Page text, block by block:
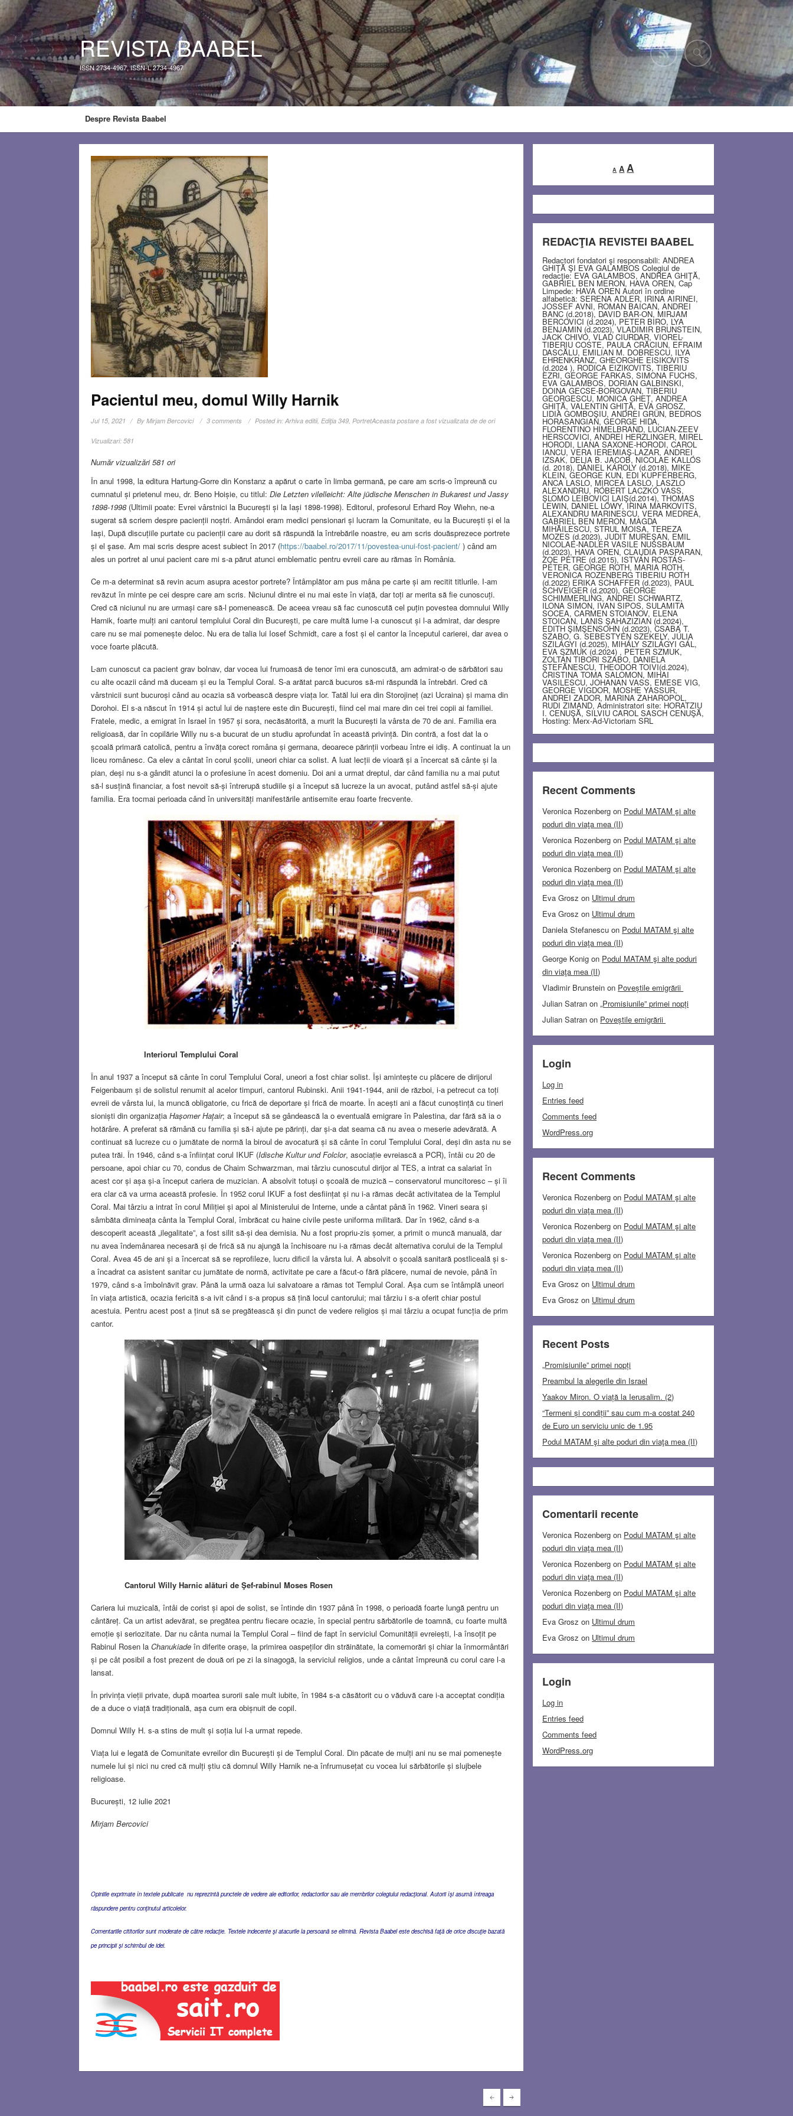
REVISTA BAABEL
ISSN 2734-4967, ISSN-L 2734-4967
Despre Revista Baabel
Pacientul meu, domul Willy Harnik
Jul 15, 2021 ByMirjam Bercovici 3 comments Posted in:Arhiva editii,Ediţia 349,PortretAceasta postare a fost vizualizata de de ori
Vizualizari: 581
Număr vizualizări 581 ori
În anul 1998, la editura Hartung-Gorre din Konstanz a apărut o carte în limba germană, pe care am scris-o împreună cu
cumnatul și prietenul meu, dr. Beno Hoișie, cu titlul:Die Letzten vilelleicht: Alte jüdische Menschen in Bukarest und Jassy
1898-1998 (Ultimii poate: Evrei vârstnici la București și la Iași 1898-1998). Editorul, profesorul Erhard Roy Wiehn, ne-a
sugerat să scriem despre pacienții noștri. Amândoi eram medici pensionari și lucram la Comunitate, eu la București și el la
Iași, După discuțiile purtate cu pacienții care au dorit să răspundă la întrebările noastre, eu am scris douăsprezece portrete
și el şase. Am mai scris despre acest subiect în 2017 (https://baabel.ro/2017/11/povestea-unui-fost-pacient/ ) când am
ales un portret al unui pacient care mi s-a părut atunci emblematic pentru evreii care au rămas în România.
Ce m-a determinat să revin acum asupra acestor portrete? Întâmplător am pus mâna pe carte și am recitit titlurile. I-am
revăzut în minte pe cei despre care am scris. Niciunul dintre ei nu mai este în viață, dar toți ar merita să fie cunoscuți.
Cred că niciunul nu are urmași care să-l pomenească. De aceea vreau să fac cunoscută cel puțin povestea domnului Willy
Harnik, foarte mulți ani cantorul templului Coral din București, pe care multă lume l-a cunoscut și l-a admirat, dar despre
care nu se mai pomenește deloc. Nu era de talia lui Iosef Schmidt, care a fost și el cantor la începutul carierei, dar avea o
voce foarte plăcută.
L-am cunoscut ca pacient grav bolnav, dar vocea lui frumoasă de tenor îmi era cunoscută, am admirat-o de sărbători sau
cu alte ocazii când mă duceam și eu la Templul Coral. S-a arătat parcă bucuros să-mi răspundă la întrebări. Cred că
vârstnicii sunt bucuroși când au ocazia să vorbească despre viața lor. Tatăl lui era din Storojineț (azi Ucraina) și mama din
Dorohoi. El s-a născut în 1914 și actul lui de naștere este din București, fiind cel mai mare din cei trei copii ai familiei.
Fratele, medic, a emigrat în Israel în 1957 și sora, necăsătorită, a murit la București la vârsta de 70 de ani. Familia era
religioasă, dar în copilărie Willy nu s-a bucurat de un studiu aprofundat în această privință. Din contră, a fost dat la o
școală primară catolică, pentru a învăța corect româna și germana, deoarece părinții vorbeau între ei idiș. A continuat la un
liceu românesc. Ca elev a cântat în corul școlii, uneori chiar ca solist. A luat lecții de vioară și a încercat să cânte și la
pian, deși nu s-a gândit atunci la o profesiune în acest domeniu. Doi ani a urmat dreptul, dar când familia nu a mai putut
să-l susțină financiar, a fost nevoit să-și întrerupă studiile și a început să lucreze la un avocat, putând astfel să-și ajute
familia. Era tocmai perioada când în universități manifestările antisemite erau foarte frecvente.
Interiorul Templului Coral
În anul 1937 a început să cânte în corul Templului Coral, uneori a fost chiar solist. Își amintește cu plăcere de dirijorul
Feigenbaum și de solistul renumit al acelor timpuri, cantorul Rubinski. Anii 1941-1944, anii de război, i-a petrecut ca toți
evreii de vârsta lui, la muncă obligatorie, cu frică de deportare și frică de moarte. În acești ani a făcut cunoștință cu tineri
sioniști din organizațiaHașomer Hațair; a început să se gândească la o eventuală emigrare în Palestina, dar fără să ia o
hotărâre. A preferat să rămână cu familia și să-i ajute pe părinți, dar și-a dat seama că nu avea o meserie adevărată. A
continuat să lucreze cu o jumătate de normă la biroul de avocatură și să cânte în corul Templului Coral, deși din asta nu se
putea trăi. În 1946, când s-a înființat corul IKUF (Idische Kultur und Folclor, asociație evreiască a PCR), întâi cu 20 de
persoane, apoi chiar cu 70, condus de Chaim Schwarzman, mai târziu cunoscutul dirijor al TES, a intrat ca salariat în
acest cor și așa și-a început cariera de muzician. A absolvit totuși o școală de muzică – conservatorul muncitoresc – și îi
era clar că va urma această profesie. În 1952 corul IKUF a fost desființat și nu i-a rămas decât activitatea de la Templul
Coral. Mai târziu a intrat în corul Miliției și apoi al Ministerului de Interne, unde a cântat până în 1962. Vineri seara și
sâmbăta dimineața cânta la Templul Coral, îmbrăcat cu haine civile peste uniforma militară. Dar în 1962, când s-a
descoperit această „ilegalitate”, a fost silit să-și dea demisia. Nu a fost propriu-zis șomer, a primit o muncă manuală, dar
nu avea îndemânarea necesară și de frică să nu ajungă la închisoare nu i-a rămas decât alternativa corului de la Templul
Coral. Avea 45 de ani și a încercat să se reprofileze, lucru dificil la vârsta lui. A absolvit o școală sanitară postliceală și s-
a încadrat ca asistent sanitar cu jumătate de normă, activitate pe care a făcut-o fără plăcere, numai de nevoie, până în
1979, când s-a îmbolnăvit grav. Până la urmă oaza lui salvatoare a rămas tot Templul Coral. Așa cum se întâmplă uneori
în viața artistică, ocazia fericită s-a ivit când i s-a propus să țină locul cantorului; mai târziu i s-a oferit chiar postul
acestuia. Pentru acest post a ținut să se pregătească și din punct de vedere religios și mai târziu a ocupat funcția de prim
cantor.
Cantorul Willy Harnic alături de Şef-rabinul Moses Rosen
Cariera lui muzicală, întâi de corist și apoi de solist, se întinde din 1937 până în 1998, o perioadă foarte lungă pentru un
cântăreț. Ca un artist adevărat, se pregătea pentru fiecare ocazie, în special pentru sărbătorile de toamnă, cu foarte multă
emoție și seriozitate. Dar nu cânta numai la Templul Coral – fiind de fapt în serviciul Comunității evreiești, l-a însoțit pe
Rabinul Rosen laChanukiade în diferite orașe, la primirea oaspeților din străinătate, la comemorări și chiar la înmormântări
și pe cât posibil a fost prezent de două ori pe zi la sinagogă, la serviciul religios, unde a cântat împreună cu corul care l-a
lansat.
În privința vieții private, după moartea surorii sale mult iubite, în 1984 s-a căsătorit cu o văduvă care i-a acceptat condiția
de a duce o viață tradițională, așa cum era obișnuit de copil.
Domnul Willy H. s-a stins de mult și soția lui l-a urmat repede.
Viața lui e legată de Comunitate evreilor din București și de Templul Coral. Din păcate de mulți ani nu se mai pomenește
numele lui și nici nu cred că mulți știu că domnul Willy Harnik ne-a înfrumusețat cu vocea lui sărbătorile și slujbele
religioase.
București, 12 iulie 2021
Mirjam Bercovici
Opiniile exprimate în textele publicate nu reprezintă punctele de vedere ale editorilor, redactorilor sau ale membrilor colegiului redacţional. Autorii îşi asumă întreaga
răspundere pentru conţinutul articolelor.
Comentariile cititorilor sunt moderate de către redacţie. Textele indecente şi atacurile la persoană se elimină. Revista Baabel este deschisă faţă de orice discuţie bazată
pe principii şi schimbul de idei.
A
Decrease
font
A Reset
AIncrease
font
REDACŢIA REVISTEI BAABEL
Redactori fondatori şi responsabili: ANDREA
GHIŢĂ ŞI EVA GALAMBOS Colegiul de
redacţie: EVA GALAMBOS, ANDREA GHIŢĂ,
GABRIEL BEN MERON, HAVA OREN, Cap
Limpede: HAVA OREN Autori în ordine
alfabetică: SERENA ADLER, IRINA AIRINEI,
JOSSEF AVNI, ROMAN BAICAN, ANDREI
BANC (d.2018), DAVID BAR-ON, MIRJAM
BERCOVICI (d.2024), PETER BIRO, LYA
BENJAMIN (d.2023), VLADIMIR BRUNSTEIN,
JACK CHIVO, VLAD CIURDAR, VIOREL-
TIBERIU COSTE, PAULA CRĂCIUN, EFRAIM
DASCĂLU, EMILIAN M. DOBRESCU, ILYA
EHRENKRANZ, GHEORGHE EISIKOVITS
(d.2024 ), RODICA EIZIKOVITS, TIBERIU
EZRI, GEORGE FARKAS, SIMONA FUCHS,
EVA GALAMBOS, DORIAN GALBINSKI,
DOINA GECSE-BORGOVAN, TIBERIU
GEORGESCU, MONICA GHEŢ, ANDREA
GHIŢĂ, VALENTIN GHIŢĂ, EVA GROSZ,
LIDIA GOMBOŞIU, ANDREI GRÜN, BEDROS
HORASANGIAN, GEORGE HIDA,
FLORENTINO HIMELBRAND, LUCIAN-ZEEV
HERSCOVICI, ANDREI HERZLINGER, MIREL
HORODI, LIANA SAXONE-HORODI, CAROL
IANCU, VERA IEREMIAŞ-LAZAR, ANDREI
IZSAK, DELIA B. JACOB, NICOLAE KALLÓS
(d. 2018), DÁNIEL KÁROLY (d.2018), MIKE
KLEIN, GEORGE KUN, EDI KUPFERBERG,
ANCA LASLO, MIRCEA LASLO, LASZLO
ALEXANDRU, RÓBERT LACZKÓ VASS,
ŞLOMO LEIBOVICI LAIŞ(d.2014), THOMAS
LEWIN, DANIEL LŐWY, IRINA MARKOVITS,
ALEXANDRU MARINESCU, VERA MEDREA,
GABRIEL BEN MERON, MAGDA
MIHĂILESCU, STRUL MOISA, TEREZA
MOZES (d.2023), JUDIT MUREŞAN, EMIL
NICOLAE-NADLER VASILE NUSSBAUM
(d.2023), HAVA OREN, CLAUDIA PASPARAN,
ZOE PETRE (d.2015), ISTVÁN ROSTÁS-
PÉTER, GEORGE ROTH, MARIA ROTH,
VERONICA ROZENBERG TIBERIU ROTH
(d.2022) ERIKA SCHAFFER (d.2023), PAUL
SCHVEIGER (d.2020), GEORGE
SCHIMMERLING, ANDREI SCHWARTZ,
ILONA SIMON, IVAN SIPOS, SULAMITA
SOCEA, CARMEN STOIANOV, ELENA
STOICAN, LANIS ŞAHAZIZIAN (d.2024),
EDITH ŞIMŞENSOHN (d.2023), CSABA T.
SZABO, G. SEBESTYEN SZEKELY, JÚLIA
SZILÁGYI (d.2025), MIHÁLY SZILÁGYI GÁL,
EVA SZMUK (d.2024) , PETER SZMUK,
ZOLTÁN TIBORI SZABO, DANIELA
ŞTEFĂNESCU, THEODOR TOIVI(d.2024),
CRISTINA TOMA SALOMON, MIHAI
VASILESCU, JOHANAN VASS, EMESE VIG,
GEORGE VIGDOR, MOSHE YASSUR,
ANDREI ZADOR, MARINA ZAHAROPOL,
RUDI ZIMAND, Administratori site: HORATZIU
I. CENUŞĂ, SILVIU CAROL SASCH CENUŞĂ,
Hosting: Merx-Ad-Victoriam SRL
Recent Comments
Veronica Rozenberg on Podul MATAM şi alte
poduri din viaţa mea (II)
Veronica Rozenberg on Podul MATAM şi alte
poduri din viaţa mea (II)
Veronica Rozenberg on Podul MATAM şi alte
poduri din viaţa mea (II)
Eva Grosz on Ultimul drum
Eva Grosz on Ultimul drum
Daniela Stefanescu on Podul MATAM şi alte
poduri din viaţa mea (II)
George Konig on Podul MATAM şi alte poduri
din viaţa mea (II)
Vladimir Brunstein on Poveștile emigrării
Julian Satran on„Promisiunile” primei nopți
Julian Satran on Poveștile emigrării
Login
Log in
Entries feed
Comments feed
WordPress.org
Recent Comments
Veronica Rozenberg on Podul MATAM şi alte
poduri din viaţa mea (II)
Veronica Rozenberg on Podul MATAM şi alte
poduri din viaţa mea (II)
Veronica Rozenberg on Podul MATAM şi alte
poduri din viaţa mea (II)
Eva Grosz on Ultimul drum
Eva Grosz on Ultimul drum
Recent Posts
„Promisiunile” primei nopți
Preambul la alegerile din Israel
Yaakov Miron. O viață la Ierusalim. (2)
“Termeni și condiții” sau cum m-a costat 240
de Euro un serviciu unic de 1.95
Podul MATAM şi alte poduri din viaţa mea (II)
Comentarii recente
Veronica Rozenberg on Podul MATAM şi alte
poduri din viaţa mea (II)
Veronica Rozenberg on Podul MATAM şi alte
poduri din viaţa mea (II)
Veronica Rozenberg on Podul MATAM şi alte
poduri din viaţa mea (II)
Eva Grosz on Ultimul drum
Eva Grosz on Ultimul drum
Login
Log in
Entries feed
Comments feed
WordPress.org